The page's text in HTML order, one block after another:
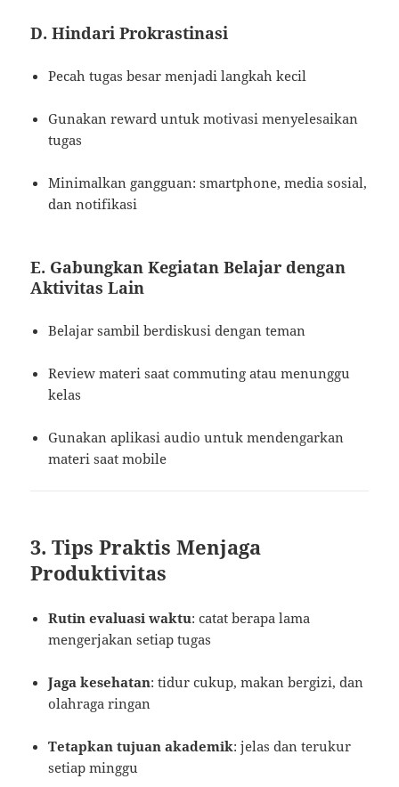
D. Hindari Prokrastinasi
Pecah tugas besar menjadi langkah kecil
Gunakan reward untuk motivasi menyelesaikan
tugas
Minimalkan gangguan: smartphone, media sosial,
dan notifikasi
E. Gabungkan Kegiatan Belajar dengan
Aktivitas Lain
Belajar sambil berdiskusi dengan teman
Review materi saat commuting atau menunggu
kelas
Gunakan aplikasi audio untuk mendengarkan
materi saat mobile
3. Tips Praktis Menjaga
Produktivitas
Rutin evaluasi waktu: catat berapa lama
mengerjakan setiap tugas
Jaga kesehatan: tidur cukup, makan bergizi, dan
olahraga ringan
Tetapkan tujuan akademik: jelas dan terukur
setiap minggu